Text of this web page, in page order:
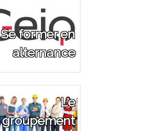
Se former en
alternance
Le
groupement